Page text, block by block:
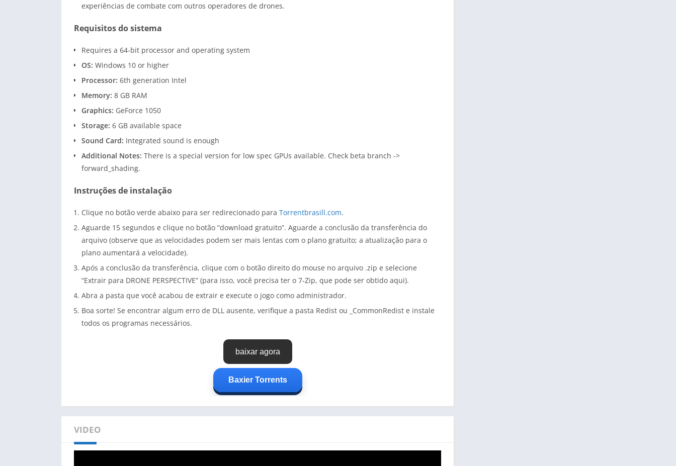
experiências de combate com outros operadores de drones.
Requisitos do sistema
Requires a 64-bit processor and operating system
OS: Windows 10 or higher
Processor: 6th generation Intel
Memory: 8 GB RAM
Graphics: GeForce 1050
Storage: 6 GB available space
Sound Card: Integrated sound is enough
Additional Notes: There is a special version for low spec GPUs available. Check beta branch ->
forward_shading.
Instruções de instalação
Clique no botão verde abaixo para ser redirecionado para Torrentbrasill.com.
Aguarde 15 segundos e clique no botão “download gratuito”. Aguarde a conclusão da transferência do
arquivo (observe que as velocidades podem ser mais lentas com o plano gratuito; a atualização para o
plano aumentará a velocidade).
Após a conclusão da transferência, clique com o botão direito do mouse no arquivo .zip e selecione
“Extrair para DRONE PERSPECTIVE” (para isso, você precisa ter o 7-Zip, que pode ser obtido aqui).
Abra a pasta que você acabou de extrair e execute o jogo como administrador.
Boa sorte! Se encontrar algum erro de DLL ausente, verifique a pasta Redist ou _CommonRedist e instale
todos os programas necessários.
baixar agora
Baxier Torrents
VIDEO